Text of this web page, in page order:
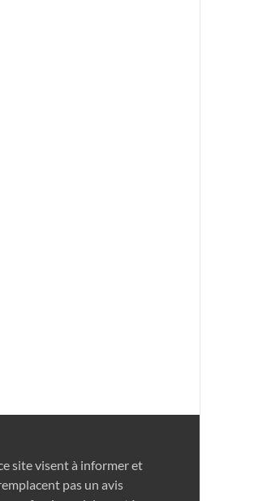
site visent à informer et
pas un avis